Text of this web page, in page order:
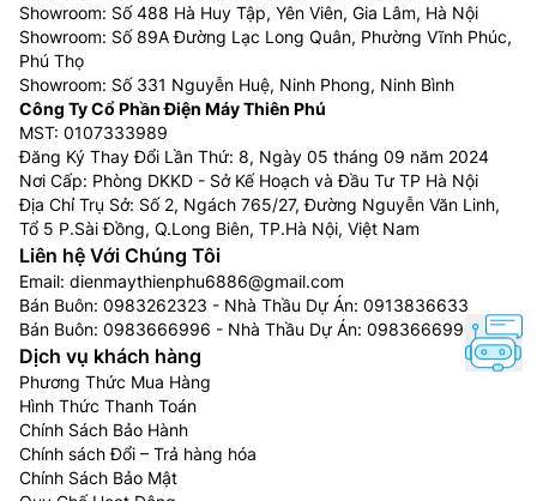
Showroom: Số 488 Hà Huy Tập, Yên Viên, Gia Lâm, Hà Nội
Showroom: Số 89A Đường Lạc Long Quân, Phường Vĩnh Phúc,
Phú Thọ
Showroom: Số 331 Nguyễn Huệ, Ninh Phong, Ninh Bình
Công Ty Cổ Phần Điện Máy Thiên Phú
MST: 0107333989
Đăng Ký Thay Đổi Lần Thứ: 8, Ngày 05 tháng 09 năm 2024
Nơi Cấp: Phòng DKKD - Sở Kế Hoạch và Đầu Tư TP Hà Nội
Địa Chỉ Trụ Sở: Số 2, Ngách 765/27, Đường Nguyễn Văn Linh,
Tổ 5 P.Sài Đồng, Q.Long Biên, TP.Hà Nội, Việt Nam
Liên hệ Với Chúng Tôi
Email: dienmaythienphu6886@gmail.com
Bán Buôn: 0983262323 - Nhà Thầu Dự Án: 0913836633
Bán Buôn: 0983666996 - Nhà Thầu Dự Án: 0983666996
Dịch vụ khách hàng
Phương Thức Mua Hàng
Hình Thức Thanh Toán
Chính Sách Bảo Hành
Chính sách Đổi – Trả hàng hóa
Chính Sách Bảo Mật